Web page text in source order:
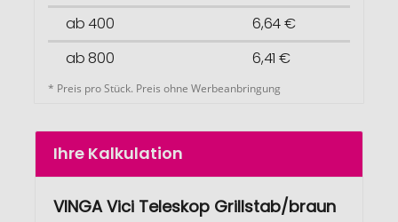
ab 400
6,64 €
ab 800
6,41 €
* Preis pro Stück. Preis ohne Werbeanbringung
Ihre Kalkulation
VINGA Vici Teleskop Grillstab/braun